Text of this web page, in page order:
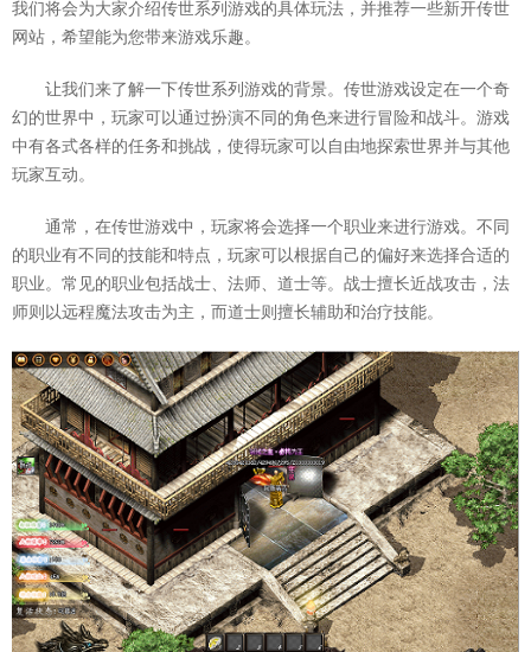
我们将会为大家介绍传世系列游戏的具体玩法，并推荐一些新开传世
网站，希望能为您带来游戏乐趣。
让我们来了解一下传世系列游戏的背景。传世游戏设定在一个奇
幻的世界中，玩家可以通过扮演不同的角色来进行冒险和战斗。游戏
中有各式各样的任务和挑战，使得玩家可以自由地探索世界并与其他
玩家互动。
通常，在传世游戏中，玩家将会选择一个职业来进行游戏。不同
的职业有不同的技能和特点，玩家可以根据自己的偏好来选择合适的
职业。常见的职业包括战士、法师、道士等。战士擅长近战攻击，法
师则以远程魔法攻击为主，而道士则擅长辅助和治疗技能。